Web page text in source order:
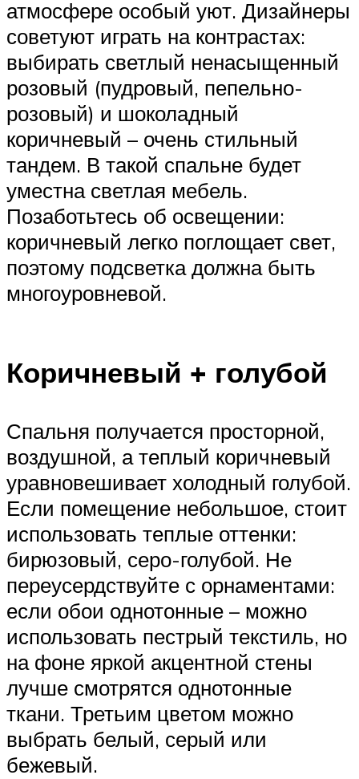
атмосфере особый уют. Дизайнеры
советуют играть на контрастах:
выбирать светлый ненасыщенный
розовый (пудровый, пепельно-
розовый) и шоколадный
коричневый – очень стильный
тандем. В такой спальне будет
уместна светлая мебель.
Позаботьтесь об освещении:
коричневый легко поглощает свет,
поэтому подсветка должна быть
многоуровневой.
Коричневый + голубой
Спальня получается просторной,
воздушной, а теплый коричневый
уравновешивает холодный голубой.
Если помещение небольшое, стоит
использовать теплые оттенки:
бирюзовый, серо-голубой. Не
переусердствуйте с орнаментами:
если обои однотонные – можно
использовать пестрый текстиль, но
на фоне яркой акцентной стены
лучше смотрятся однотонные
ткани. Третьим цветом можно
выбрать белый, серый или
бежевый.